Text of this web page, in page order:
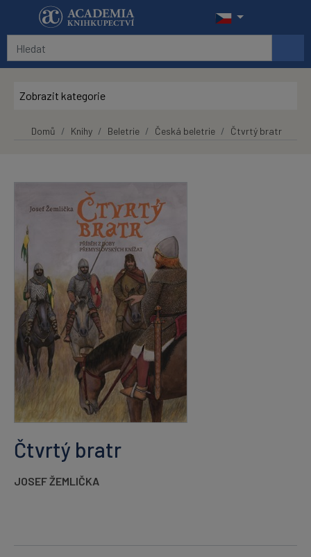
Přeskočit na hlavní obsah
Zobrazit kategorie
Domů Knihy Beletrie Česká beletrie Čtvrtý bratr
Čtvrtý bratr
JOSEF ŽEMLIČKA